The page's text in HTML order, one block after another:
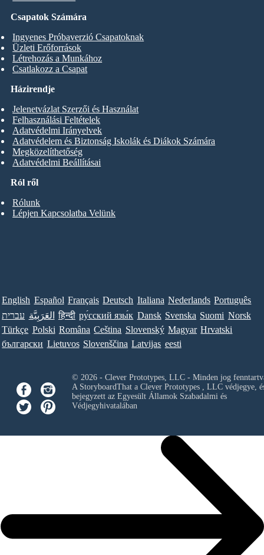
Csapatok Számára
Ingyenes Próbaverzió Csapatoknak
Üzleti Erőforrások
Létrehozás a Munkához
Csatlakozz a Csapat
Ról ről
Rólunk
Lépjen Kapcsolatba Velünk
Házirendje
Jelenetvázlat Szerzői és Használat
Felhasználási Feltételek
Adatvédelmi Irányelvek
Adatvédelem és Biztonság Iskolák és Diákok Számára
Megközelíthetőség
Adatvédelmi Beállításai
English Español Français Deutsch Italiana Nederlands Português
עברית العَرَبِيَّة हिन्दी ру́сский язы́к Dansk Svenska Suomi Norsk
Türkçe Polski Româna Ceština Slovenský Magyar Hrvatski
български Lietuvos Slovenščina Latvijas eesti
© 2026 - Clever Prototypes, LLC - Minden jog
A StoryboardThat a Clever Prototypes , LLCvédjegye,
bejegyzett az Egyesült Államok Szabadalmi és
Védjegyhivatalában